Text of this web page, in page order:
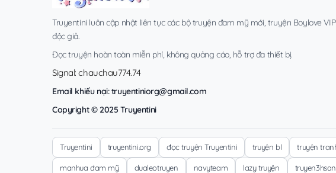
Truyentini luôn cập nhật liên tục các bộ truyện đam mỹ mới, truyện Boylove
độc giả.
Đọc truyện hoàn toàn miễn phí, không quảng cáo, hỗ trợ đa thiết bị.
Signal: chauchau774.74
Email khiếu nại:truyentiniorg@gmail.com
Copyright © 2025 Truyentini
Truyentini truyentini.org đọc truyện Truyentini truyện bl truyện
manhua đam mỹ dualeotruyen navyteam lazy truyện